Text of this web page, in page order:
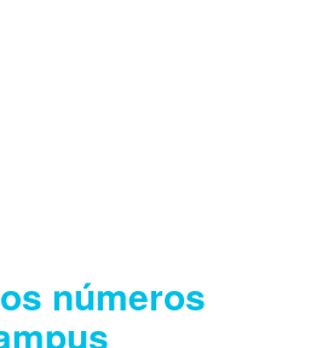
números